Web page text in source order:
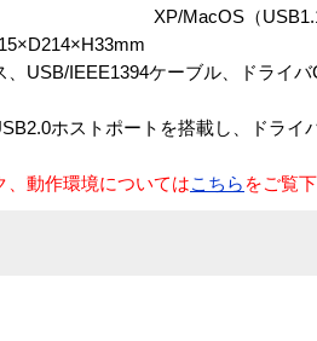
（USB1.1のみ
USB/IEEE1394ケーブル、ドライバ
ホストポートを搭載し、ドライ
動作環境についてはこちら をご覧下